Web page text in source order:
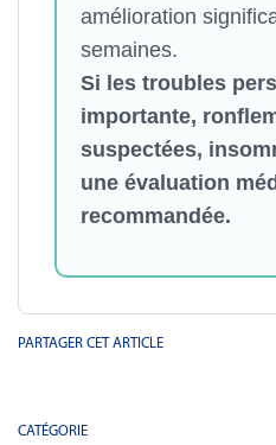
amélioration
semaines.
Si les troubles
importante,
suspectées,
une évaluation
recommandée.
PARTAGER CET ARTICLE
CATÉGORIE